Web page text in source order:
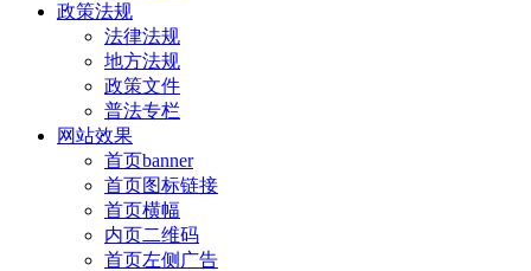
政策法规
法律法规
地方法规
政策文件
普法专栏
网站效果
首页banner
首页图标链接
首页横幅
内页二维码
首页左侧广告